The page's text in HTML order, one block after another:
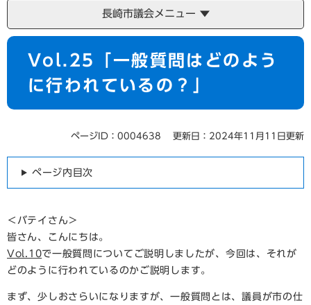
長崎市議会メニュー
本
Vol.25「一般質問はどのよう
に行われているの？」
ページID：0004638 更新日：2024年11月11日更新
ページ内目次
＜バテイさん＞
皆さん、こんにちは。
Vol.10で一般質問についてご説明しましたが、今回は、それが
どのように行われているのかご説明します。
まず、少しおさらいになりますが、一般質問とは、議員が市の仕